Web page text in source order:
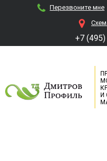
Перезвоните мне
+7
И